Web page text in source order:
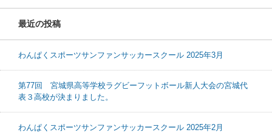
最近の投稿
わんぱくスポーツサンファンサッカースクール 2025年3月
第77回 宮城県高等学校ラグビーフットボール新人大会の宮城代
表３高校が決まりました。
わんぱくスポーツサンファンサッカースクール 2025年2月